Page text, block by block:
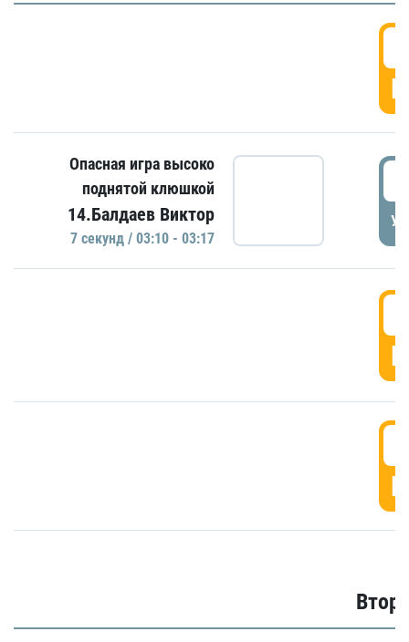
Опасная игра высоко
поднятой клюшкой
14.Балдаев Виктор
7 секунд / 03:10 - 03:17